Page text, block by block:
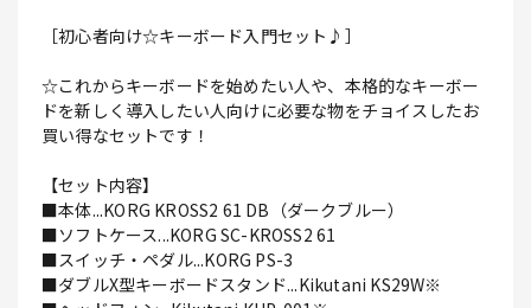
［初心者向け☆キーボード入門セット♪］
☆これからキーボードを始めたい人や、本格的なキーボー
ドを新しく導入したい人向けに必要な物をチョイスしたお
買い得なセットです！
【セット内容】
■本体...KORG KROSS2 61 DB（ダークブルー）
■ソフトケース...KORG SC-KROSS2 61
■スイッチ・ペダル...KORG PS-3
■ダブルX型キーボードスタンド...Kikutani KS29W※